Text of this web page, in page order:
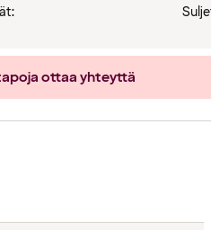
ottaa yhteyttä